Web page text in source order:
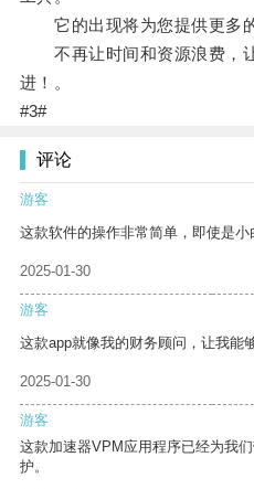
它的出现将为您提供更多的
不再让时间和资源浪费，
进！。
#3#
评论
游客
这款软件的操作非常简单，即使是小
2025-01-30
游客
这款app就像我的财务顾问，让我能
2025-01-30
游客
这款加速器VPM应用程序已经为我
护。